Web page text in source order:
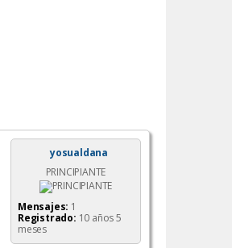
yosualdana
PRINCIPIANTE
Mensajes: 1
Registrado: 10 años 5
meses